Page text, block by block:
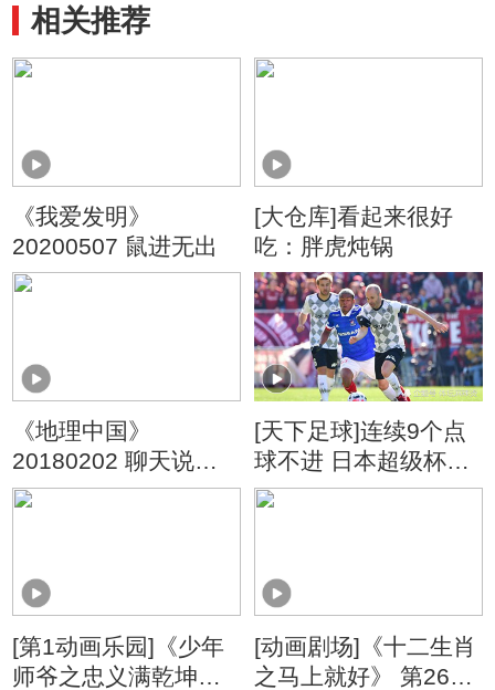
相关推荐
《我爱发明》
20200507 鼠进无出
[大仓库]看起来很好
吃：胖虎炖锅
《地理中国》
20180202 聊天说地·
奇异光球
[天下足球]连续9个点
球不进 日本超级杯现
奇观
[第1动画乐园]《少年
师爷之忠义满乾坤》
[动画剧场]《十二生肖
之马上就好》 第26集